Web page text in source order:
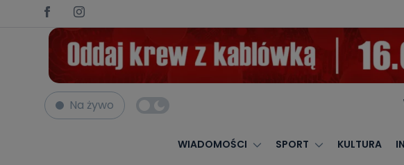
Na żywo
WIADOMOŚCI SPORT KULTURA